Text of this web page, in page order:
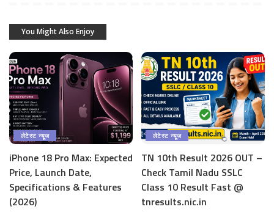
You Might Also Enjoy
लेटेस्ट न्यूज
iPhone 18 Pro Max: Expected
Price, Launch Date,
Specifications & Features
(2026)
लेटेस्ट न्यूज
TN 10th Result 2026 OUT –
Check Tamil Nadu SSLC
Class 10 Result Fast @
tnresults.nic.in